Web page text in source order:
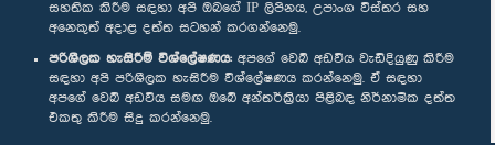
සහතික කිරීම සඳහා අපි ඔබගේ IP ලිපිනය, උපාංග විස්තර සහ
අනෙකුත් අදාළ දත්ත සටහන් කරගන්නෙමු.
පරිශීලක හැසිරීම් විශ්ලේෂණය: අපගේ වෙබ් අඩවිය වැඩිදියුණු කිරීම
සඳහා අපි පරිශීලක හැසිරීම විශ්ලේෂණය කරන්නෙමු. ඒ සඳහා
අපගේ වෙබ් අඩවිය සමඟ ඔබේ අන්තර්ක්‍රියා පිළිබඳ නිර්නාමික දත්ත
එකතු කිරීම සිදු කරන්නෙමු.
සම්මාන
පෞද්ගලිකත්ව ප්‍රතිපත්තිය